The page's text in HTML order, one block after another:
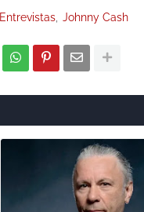
Entrevistas Johnny Cash